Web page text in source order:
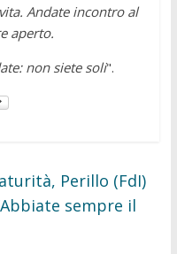
Andate incontro al
aperto.
non siete soli".
Perillo (FdI)
sempre il